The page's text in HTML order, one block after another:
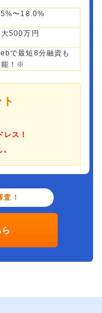
〜18.0%
500万円
で最短8分融資も
能！※
ス！
！